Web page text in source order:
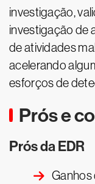
investigação,
investigação de
de atividades
acelerando
esforços de
Prós e
Prós da EDR
Ganhos